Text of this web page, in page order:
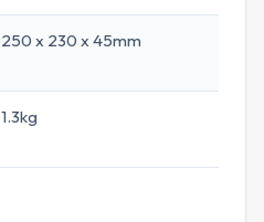
250 x 230 x 45mm
1.3kg